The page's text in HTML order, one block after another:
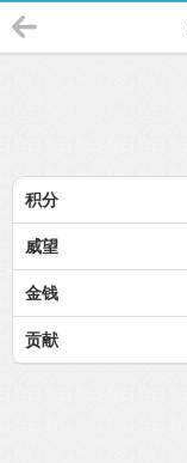
积分
威望
金钱
贡献